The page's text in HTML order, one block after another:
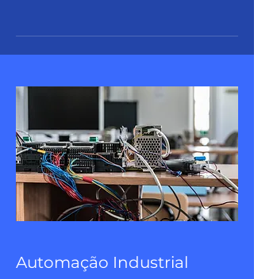
Automação Industrial